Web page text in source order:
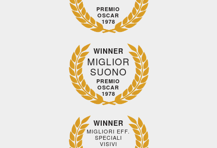
PREMIO
OSCAR
1978
WINNER
MIGLIOR
SUONO
PREMIO
OSCAR
1978
WINNER
MIGLIORI EFF.
SPECIALI
VISIVI